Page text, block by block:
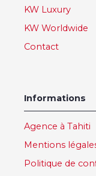
KW Luxury
KW Worldwide
Contact
Informations
Agence à Tahiti
Mentions
Politique de